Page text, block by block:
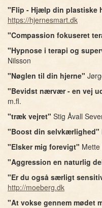
"Flip - Hjælp din plastiske
https://hjernesmart.dk
"Compassion fokuseret
"Hypnose i terapi og
Nilsson
"Nøglen til din hjerne"
"Bevidst nærvær - en vej
m.fl.
"træk vejret" Stig Åvall
"Boost din selvkærlighed"
"Elsker mig forevigt"
"Aggression en naturlig
"Er du også særligt
http://moeberg.dk
"At vokse gennem mødet